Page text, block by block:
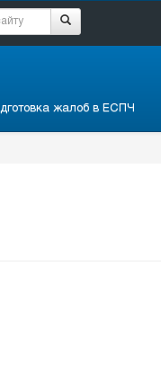
жалоб в ЕСПЧ